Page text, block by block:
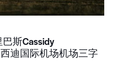
斯Cassidy
迪国际机场机场三字